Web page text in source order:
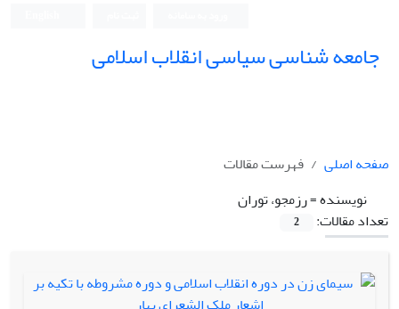
جامعه شناسی سیاسی انقلاب اسلامی
صفحه اصلی
فهرست مقالات
نویسنده =رزمجو، توران
تعداد مقالات:
2